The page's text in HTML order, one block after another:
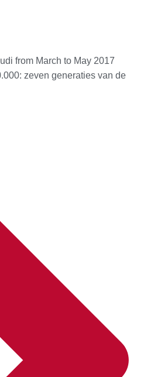
from March to May 2017
zeven generaties van de